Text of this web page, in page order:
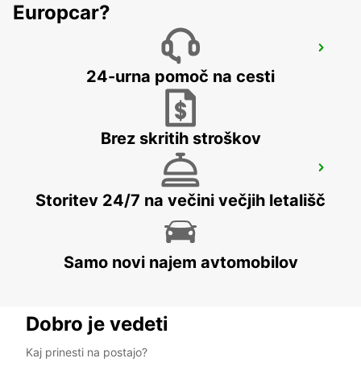
GIBRALTAR - LA LINEA
LA LINEA DE LA CONCEPCION - SPAIN
Europcar?
24-urna pomoč na cesti
Brez skritih stroškov
Storitev 24/7 na večini večjih letališč
Samo novi najem avtomobilov
Dobro je vedeti
Kaj prinesti na postajo?